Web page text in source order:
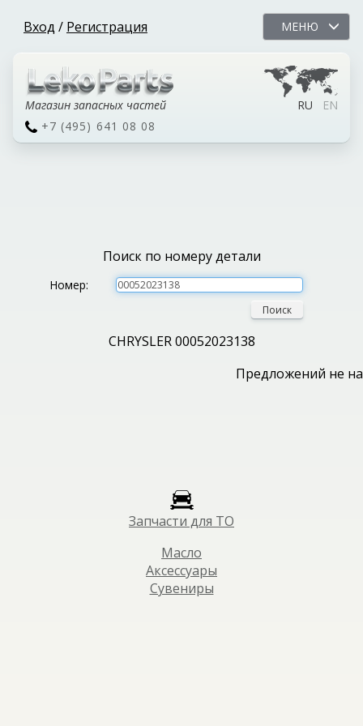
Вход / Регистрация МЕНЮ
Магазин запасных частей RU
EN
+7 (495) 641 08 08
Поиск по номеру детали
Номер:
Поиск
CHRYSLER 00052023138
Предложений не
Запчасти для ТО
Масло
Аксессуары
Сувениры